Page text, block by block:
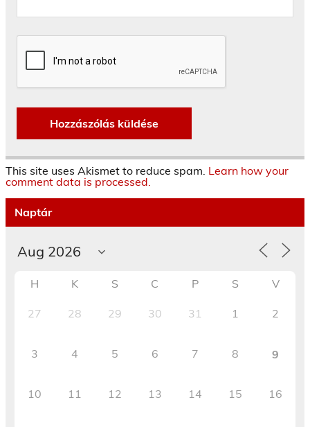
This site uses Akismet to reduce spam. Learn how your
comment data is processed.
Naptár
H K S C P S V
27 28 29 30 31 1 2
3 4 5 6 7 8 9
10 11 12 13 14 15 16